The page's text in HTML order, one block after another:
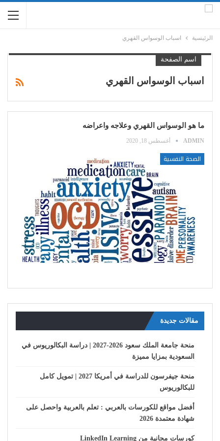
الرئيسية اسباب الوسواس القهري
اسم الصفحة
اسباب الوسواس القهري
ما هو الوسواس القهري وعلاجه واعراضه
ADMIN أغسطس 18, 2020
الصحة النفسية
مقالات جديدة
منحة جامعة الملك سعود 2026-2027 | دراسة البكالوريوس في
السعودية بمزايا مميزة
منحة جيفرسون للدراسة في أمريكا 2027 | تمويل كامل
للبكالوريوس
أفضل مواقع للكورسات بالعربي : تعلم بالعربية واحصل على
شهادة معتمدة 2026
كورسات مجانية من LinkedIn Learning